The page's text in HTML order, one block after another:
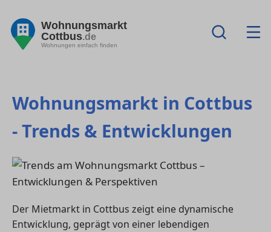
Wohnungsmarkt
Cottbus.de
Wohnungen einfach finden
Wohnungsmarkt in Cottbus
- Trends & Entwicklungen
Der Mietmarkt in Cottbus zeigt eine dynamische
Entwicklung, geprägt von einer lebendigen